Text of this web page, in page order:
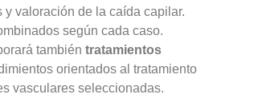
valoración de la caída capilar.
según cada caso.
también tratamientos
orientados al tratamiento
vasculares seleccionadas.